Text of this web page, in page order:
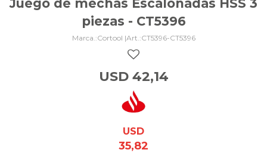
Juego de mechas Escalonadas HSS 3
piezas - CT5396
Cortool | CT5396-CT5396
USD 42,14
USD
35,82